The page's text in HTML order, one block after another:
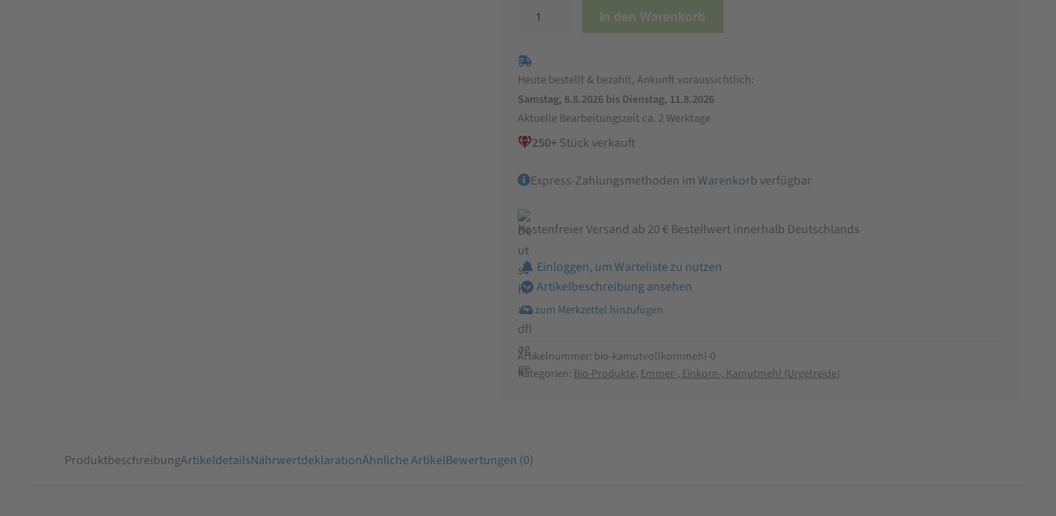
Kamut
Menge
In den Warenkorb
Heute bestellt & bezahlt, Ankunft voraussichtlich:
Samstag, 8.8.2026 bis Dienstag, 11.8.2026
Aktuelle Bearbeitungszeit ca. 2 Werktage
250+Stück verkauft
Express-Zahlungsmethoden imWarenkorb verfügbar
Kostenfreier Versand ab 20 € Bestellwert innerhalb Deutschlands
Einloggen, um Warteliste zu nutzen
Artikelbeschreibung ansehen
Artikelnummer: bio-kamutvollkornmehl-0
Kategorien: Bio-Produkte,Emmer-, Einkorn-, Kamutmehl (Urgetreide)
ProduktbeschreibungArtikeldetailsNährwertdeklarationÄhnliche ArtikelBewertungen (0)